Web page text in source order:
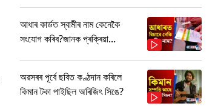
আধাৰ কাৰ্ডত স্বামীৰ নাম কেনেকৈ
সংযোগ কৰিব?জানক প্ৰক্ৰিয়া...
অৱসৰৰ পূৰ্বে ছবিত কণ্ঠদান কৰিলে
কিমান টকা পাইছিল অৰিজিৎ সিঙে?